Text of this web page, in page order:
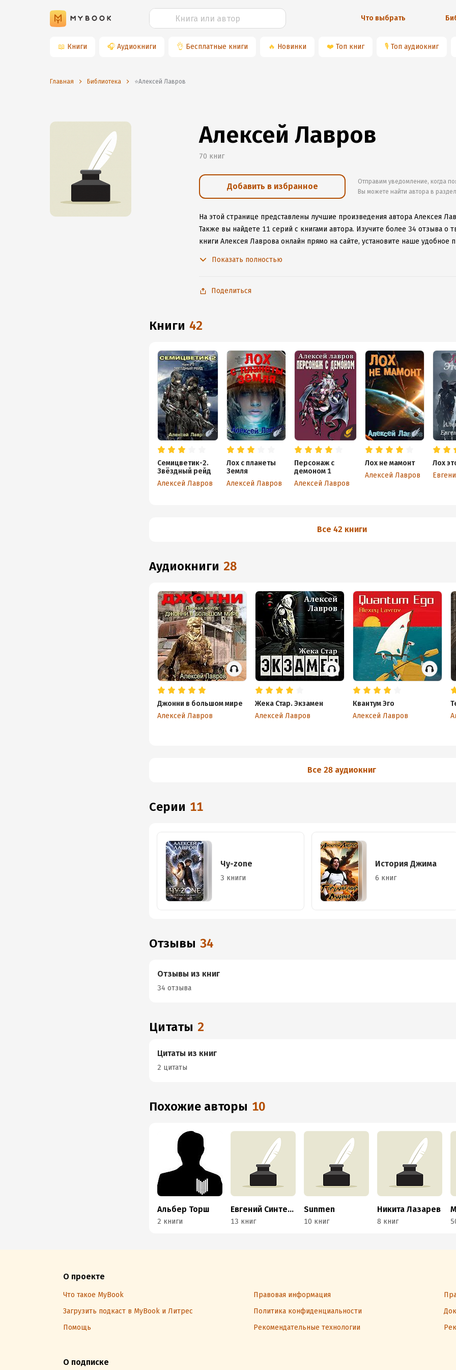
Что выбрать
📖 Книги 🎧 Аудиокниги 👌 Бесплатные книги 🔥 Новинки ❤️ Топ книг 🎙 Топ аудиокниг
Главная Библиотека ⭐️Алексей Лавров
Алексей Лавров
70 книг
Добавить в избранное
Отправим уведомление, когда
Вы можете найти автора в
На этой странице представлены лучшие произведения автора Алексея
Также вы найдете 11 серий с книгами автора. Изучите более 34 отзыва о
книги Алексея Лаврова онлайн прямо на сайте, установите наше удобное
Показать полностью
Поделиться
книги 42
Семицветик-2.
Звёздный рейд
Алексей Лавров
Лох с планеты
Земля
Алексей Лавров
Персонаж с
демоном 1
Алексей Лавров
Лох не мамонт
Алексей Лавров
Лох
Все 42 книги
аудиокниги 28
Джонни в большом мире
Алексей Лавров
Жека Стар. Экзамен
Алексей Лавров
Квантум Эго
Алексей Лавров
Все 28 аудиокниг
Серии 11
Чу-zone
3 книги
История Джима
6 книг
Отзывы 34
Отзывы из книг
34 отзыва
Цитаты 2
Цитаты из книг
2 цитаты
Похожие авторы 10
Альбер Торш
2 книги
Евгений Синтезов
13 книг
Sunmen
10 книг
Никита Лазарев
8 книг
О проекте
Что такое MyBook Правовая информация
Загрузить подкаст в MyBook и Литрес
Политика конфиденциальности
Помощь
Рекомендательные технологии
О подписке